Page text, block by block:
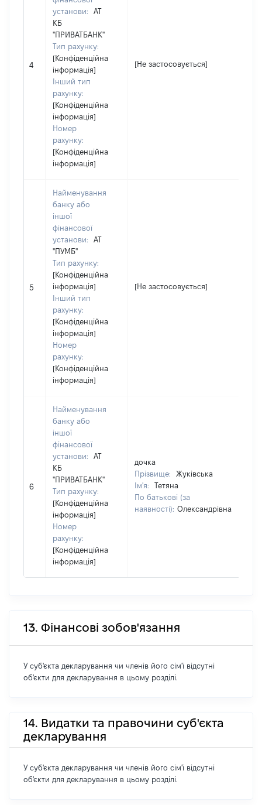
4
установи:
АТ
КБ
"ПРИВАТБАНК"
Тип рахунку:
[Конфіденційна
інформація]
Інший тип
рахунку:
[Конфіденційна
інформація]
Номер
рахунку:
[Конфіденційна
інформація]
[Не застосовується]
5
Найменування
банку або
іншої
фінансової
установи:
АТ
"ПУМБ"
Тип рахунку:
[Конфіденційна
інформація]
Інший тип
рахунку:
[Конфіденційна
інформація]
Номер
рахунку:
[Конфіденційна
інформація]
[Не застосовується]
6
Найменування
банку або
іншої
фінансової
установи:
АТ
КБ
"ПРИВАТБАНК"
Тип рахунку:
[Конфіденційна
інформація]
Номер
рахунку:
[Конфіденційна
інформація]
дочка
Прізвище:
Жуківська
Ім'я:
Тетяна
По батькові (за
наявності): Олександрівна
13. Фінансові зобов'язання
У суб'єкта декларування чи членів його сім'ї відсутні
об'єкти для декларування в цьому розділі.
14. Видатки та правочини суб'єкта
декларування
У суб'єкта декларування чи членів його сім'ї відсутні
об'єкти для декларування в цьому розділі.